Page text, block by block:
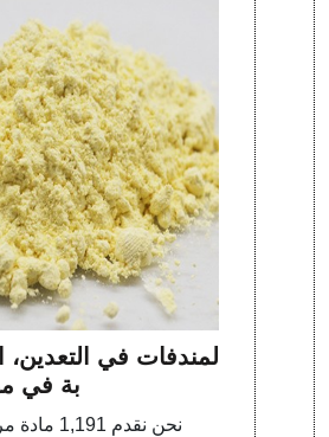
المندفات في
بة في
نحن نقدم